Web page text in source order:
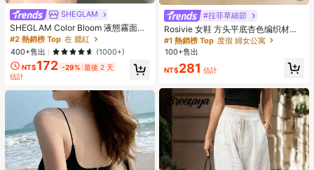
SHEGLAM
SHEGLAM Color Bloom 液態霧面腮
紅-Love Cake 品牌美妝化妝品 適合
女士與女孩
#2 熱銷榜 Top 在 腮紅
400+售出
(1000+)
NT$172 -29% 最後 2 天
估計
#拉菲草細節
Rosivie 女鞋 方头平底杏色编织材质
露跟女鞋 平底鞋 假日风复古波西米亚
风 舒适平底女鞋
#1 熱銷榜 Top 度假 婦女公寓
100+售出
NT$281 估計